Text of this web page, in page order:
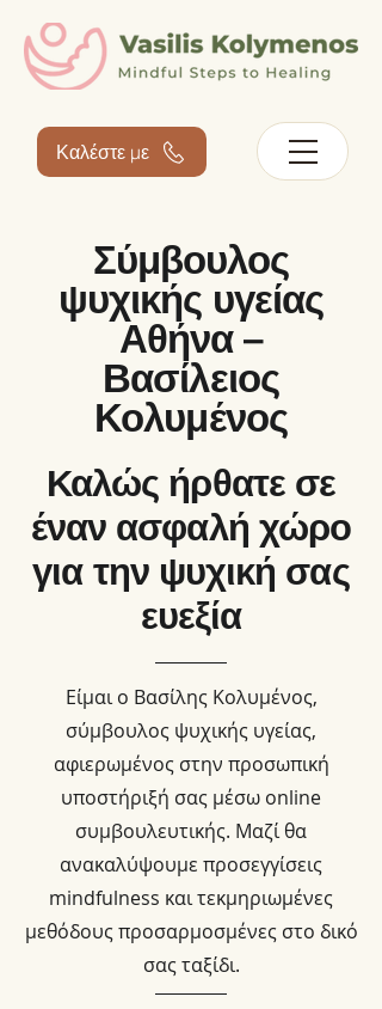
Καλέστε με
Σύμβουλος
ψυχικής υγείας
Αθήνα –
Βασίλειος
Κολυμένος
Καλώς ήρθατε σε
έναν ασφαλή χώρο
για την ψυχική σας
ευεξία
Είμαι ο Βασίλης Κολυμένος,
σύμβουλος ψυχικής υγείας,
αφιερωμένος στην προσωπική
υποστήριξή σας μέσω online
συμβουλευτικής. Μαζί θα
ανακαλύψουμε προσεγγίσεις
mindfulness και τεκμηριωμένες
μεθόδους προσαρμοσμένες στο δικό
σας ταξίδι.